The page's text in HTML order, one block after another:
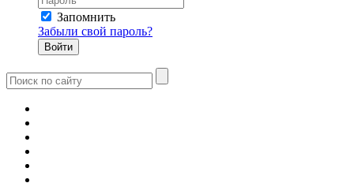
Запомнить
Забыли свой пароль?